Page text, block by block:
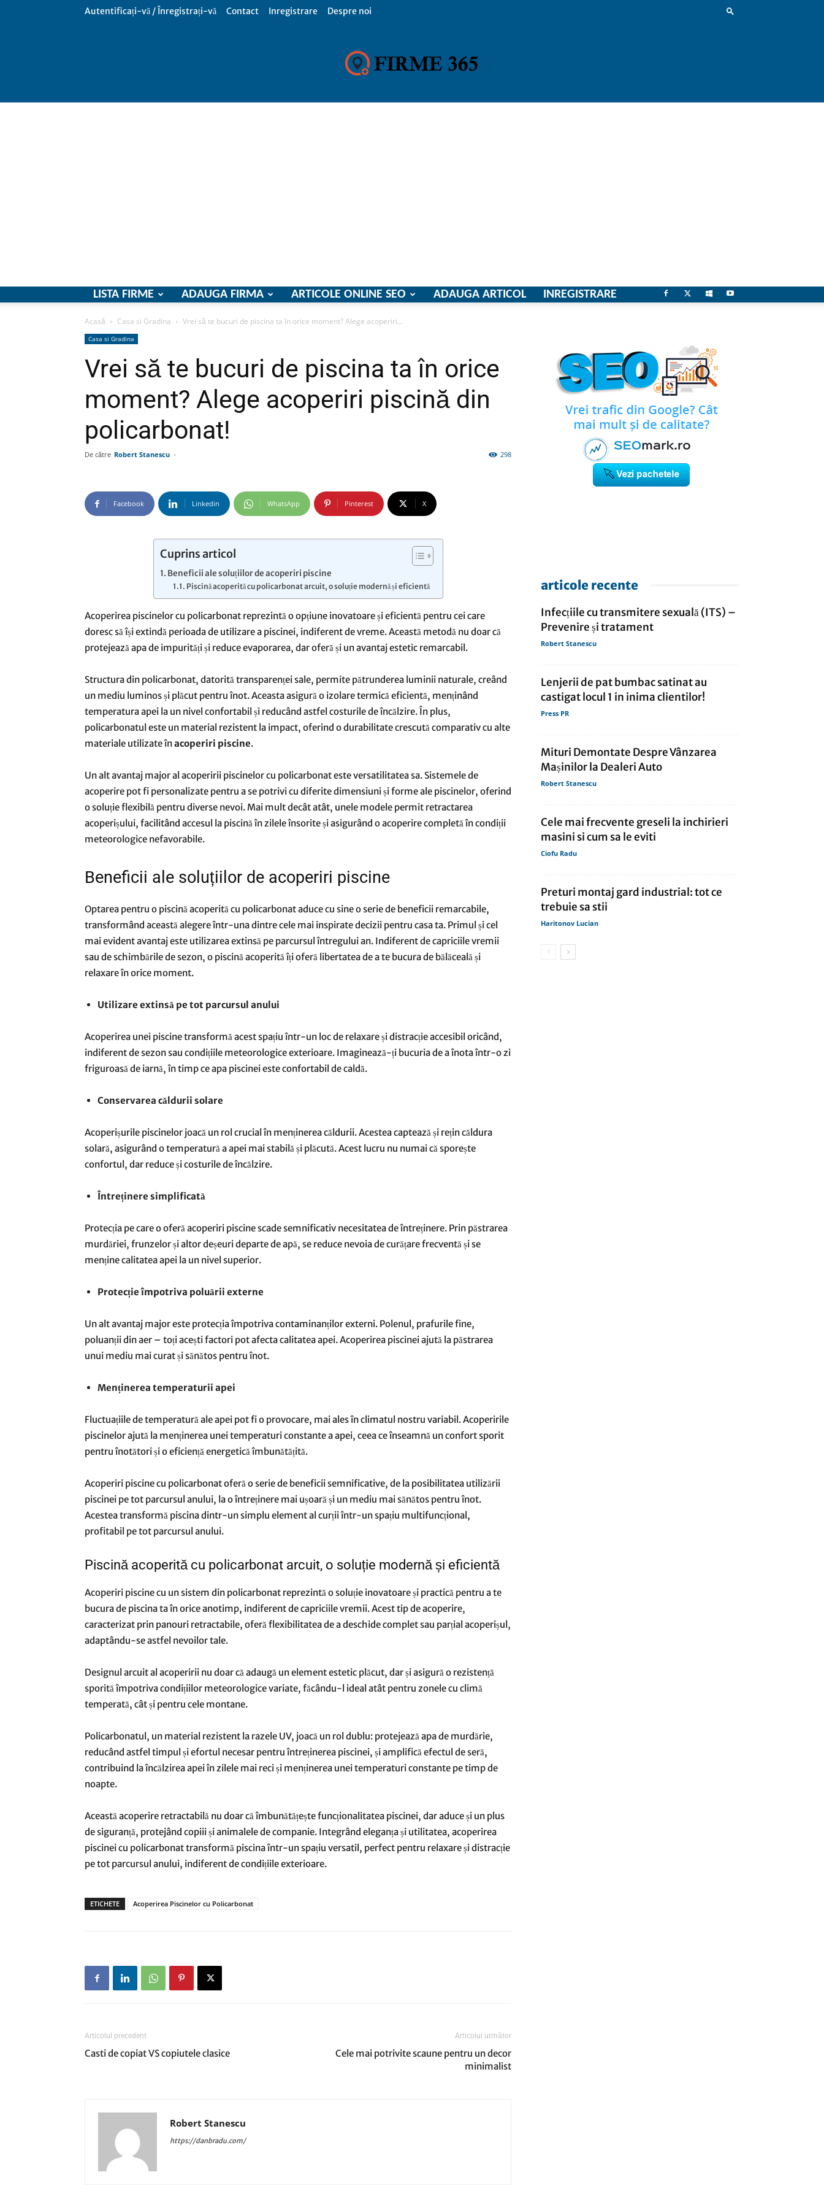
Autentificați-vă / Înregistrați-vă Contact Inregistrare Despre noi
comunicate
presa
LISTA FIRME ADAUGA FIRMA ARTICOLE ONLINE SEO ADAUGA ARTICOL INREGISTRARE
Acasă Casa si Gradina Vrei să te bucuri de piscina ta în orice moment? Alege acoperiri...
Casa si Gradina
Vrei să te bucuri de piscina ta în orice
moment? Alege acoperiri piscină din
policarbonat!
De către Robert Stanescu - 298
Facebook Linkedin WhatsApp Pinterest X
Cuprins articol
Beneficii ale soluțiilor de acoperiri piscine
Piscină acoperită cu policarbonat arcuit, o soluție modernă și eficientă
Acoperirea piscinelor cu policarbonat reprezintă o opțiune inovatoare și eficientă pentru cei care
doresc să își extindă perioada de utilizare a piscinei, indiferent de vreme. Această metodă nu doar că
protejează apa de impurități și reduce evaporarea, dar oferă și un avantaj estetic remarcabil.
Structura din policarbonat, datorită transparenței sale, permite pătrunderea luminii naturale, creând
un mediu luminos și plăcut pentru înot. Aceasta asigură o izolare termică eficientă, menținând
temperatura apei la un nivel confortabil și reducând astfel costurile de încălzire. În plus,
policarbonatul este un material rezistent la impact, oferind o durabilitate crescută comparativ cu alte
materiale utilizate înacoperiri piscine.
Un alt avantaj major al acoperirii piscinelor cu policarbonat este versatilitatea sa. Sistemele de
acoperire pot fi personalizate pentru a se potrivi cu diferite dimensiuni și forme ale piscinelor, oferind
o soluție flexibilă pentru diverse nevoi. Mai mult decât atât, unele modele permit retractarea
acoperișului, facilitând accesul la piscină în zilele însorite și asigurând o acoperire completă în condiții
meteorologice nefavorabile.
Beneficii ale soluțiilor de acoperiri piscine
Optarea pentru o piscină acoperită cu policarbonat aduce cu sine o serie de beneficii remarcabile,
transformând această alegere într-una dintre cele mai inspirate decizii pentru casa ta. Primul și cel
mai evident avantaj este utilizarea extinsă pe parcursul întregului an. Indiferent de capriciile vremii
sau de schimbările de sezon, o piscină acoperită îți oferă libertatea de a te bucura de bălăceală și
relaxare în orice moment.
Utilizare extinsă pe tot parcursul anului
Acoperirea unei piscine transformă acest spațiu într-un loc de relaxare și distracție accesibil oricând,
indiferent de sezon sau condițiile meteorologice exterioare. Imaginează-ți bucuria de a înota într-o zi
friguroasă de iarnă, în timp ce apa piscinei este confortabil de caldă.
Conservarea căldurii solare
Acoperișurile piscinelor joacă un rol crucial în menținerea căldurii. Acestea captează și rețin căldura
solară, asigurând o temperatură a apei mai stabilă și plăcută. Acest lucru nu numai că sporește
confortul, dar reduce și costurile de încălzire.
Întreținere simplificată
Protecția pe care o oferă acoperiri piscine scade semnificativ necesitatea de întreținere. Prin păstrarea
murdăriei, frunzelor și altor deșeuri departe de apă, se reduce nevoia de curățare frecventă și se
menține calitatea apei la un nivel superior.
Protecție împotriva poluării externe
Un alt avantaj major este protecția împotriva contaminanților externi. Polenul, prafurile fine,
poluanții din aer – toți acești factori pot afecta calitatea apei. Acoperirea piscinei ajută la păstrarea
unui mediu mai curat și sănătos pentru înot.
Menținerea temperaturii apei
Fluctuațiile de temperatură ale apei pot fi o provocare, mai ales în climatul nostru variabil. Acoperirile
piscinelor ajută la menținerea unei temperaturi constante a apei, ceea ce înseamnă un confort sporit
pentru înotători și o eficiență energetică îmbunătățită.
Acoperiri piscine cu policarbonat oferă o serie de beneficii semnificative, de la posibilitatea utilizării
piscinei pe tot parcursul anului, la o întreținere mai ușoară și un mediu mai sănătos pentru înot.
Acestea transformă piscina dintr-un simplu element al curții într-un spațiu multifuncțional,
profitabil pe tot parcursul anului.
Piscină acoperită cu policarbonat arcuit, o soluție modernă și eficientă
Acoperiri piscine cu un sistem din policarbonat reprezintă o soluție inovatoare și practică pentru a te
bucura de piscina ta în orice anotimp, indiferent de capriciile vremii. Acest tip de acoperire,
caracterizat prin panouri retractabile, oferă flexibilitatea de a deschide complet sau parțial acoperișul,
adaptându-se astfel nevoilor tale.
Designul arcuit al acoperirii nu doar că adaugă un element estetic plăcut, dar și asigură o rezistență
sporită împotriva condițiilor meteorologice variate, făcându-l ideal atât pentru zonele cu climă
temperată, cât și pentru cele montane.
Policarbonatul, un material rezistent la razele UV, joacă un rol dublu: protejează apa de murdărie,
reducând astfel timpul și efortul necesar pentru întreținerea piscinei, și amplifică efectul de seră,
contribuind la încălzirea apei în zilele mai reci și menținerea unei temperaturi constante pe timp de
noapte.
Această acoperire retractabilă nu doar că îmbunătățește funcționalitatea piscinei, dar aduce și un plus
de siguranță, protejând copiii și animalele de companie. Integrând eleganța și utilitatea, acoperirea
piscinei cu policarbonat transformă piscina într-un spațiu versatil, perfect pentru relaxare și distracție
pe tot parcursul anului, indiferent de condițiile exterioare.
ETICHETE Acoperirea Piscinelor cu Policarbonat
Articolul precedent
Casti de copiat VS copiutele clasice
Articolul următor
Cele mai potrivite scaune pentru un decor
minimalist
Robert Stanescu
https://danbradu.com/
articole recente
Infecțiile cu transmitere sexuală (ITS) –
Prevenire și tratament
Robert Stanescu
Lenjerii de pat bumbac satinat au
castigat locul 1 in inima clientilor!
Press PR
Mituri Demontate Despre Vânzarea
Mașinilor la Dealeri Auto
Robert Stanescu
Cele mai frecvente greseli la inchirieri
masini si cum sa le eviti
Ciofu Radu
Preturi montaj gard industrial: tot ce
trebuie sa stii
Haritonov Lucian